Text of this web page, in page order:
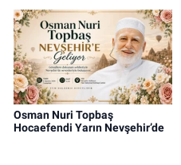
Osman Nuri Topbaş
Hocaefendi Yarın Nevşehir’de